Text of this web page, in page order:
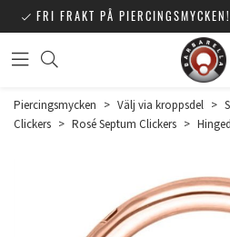
FRI FRAKT PÅ PIERCINGSMYCKEN!
Piercingsmycken > Välj via kroppsdel >
Clickers > Rosé Septum Clickers >